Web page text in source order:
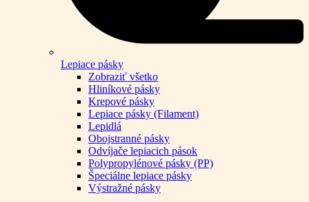
Lepiace pásky
Zobraziť všetko
Hliníkové pásky
Krepové pásky
Lepiace pásky (Filament)
Lepidlá
Obojstranné pásky
Odvíjače lepiacich pások
Polypropylénové pásky (PP)
Špeciálne lepiace pásky
Výstražné pásky